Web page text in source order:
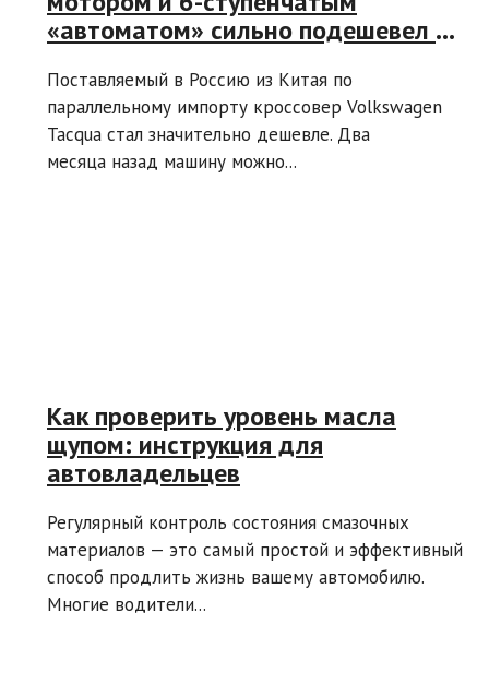
«автоматом» сильно подешевел в
два месяца
Поставляемый в Россию из Китая по
параллельному импорту кроссовер Volkswagen
Tacqua стал значительно дешевле. Два
месяца назад машину можно...
Как проверить уровень масла
щупом: инструкция для
автовладельцев
Регулярный контроль состояния смазочных
материалов — это самый простой и эффективный
способ продлить жизнь вашему автомобилю.
Многие водители...